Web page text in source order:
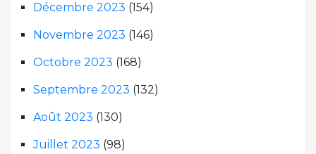
Décembre 2023 (154)
Novembre 2023 (146)
Octobre 2023 (168)
Septembre 2023 (132)
Août 2023 (130)
Juillet 2023 (98)